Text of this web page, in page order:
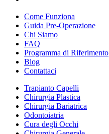
Come Funziona
Guida Pre-Operazione
Chi Siamo
FAQ
Programma di Riferimento
Blog
Contattaci
Trapianto Capelli
Chirurgia Plastica
Chirurgia Bariatrica
Odontoiatria
Cura degli Occhi